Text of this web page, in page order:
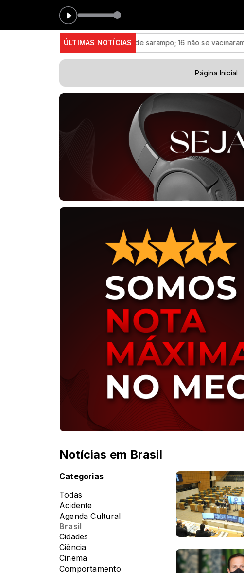
As
ÚLTIMAS NOTÍCIAS
Paulo confirma 23 casos de sarampo; 16 não se vacinaram
Página Inicial
Notícias em Brasil
Categorias
Todas
Acidente
Agenda Cultural
Brasil
Cidades
Ciência
Cinema
Comportamento